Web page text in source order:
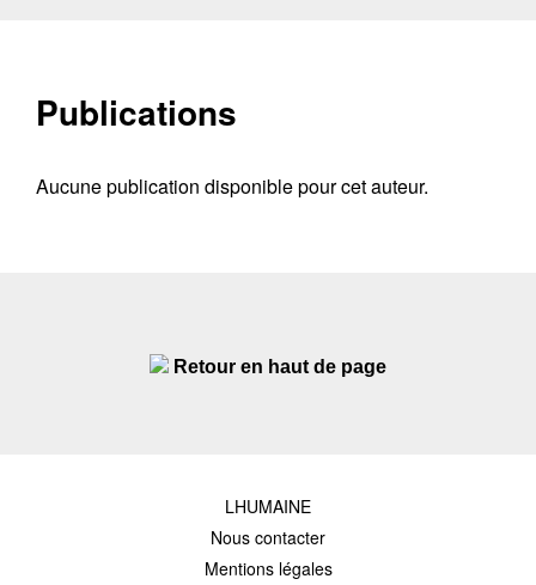
Publications
Aucune publication disponible pour cet auteur.
Retour en haut de page
LHUMAINE
Nous contacter
Mentions légales